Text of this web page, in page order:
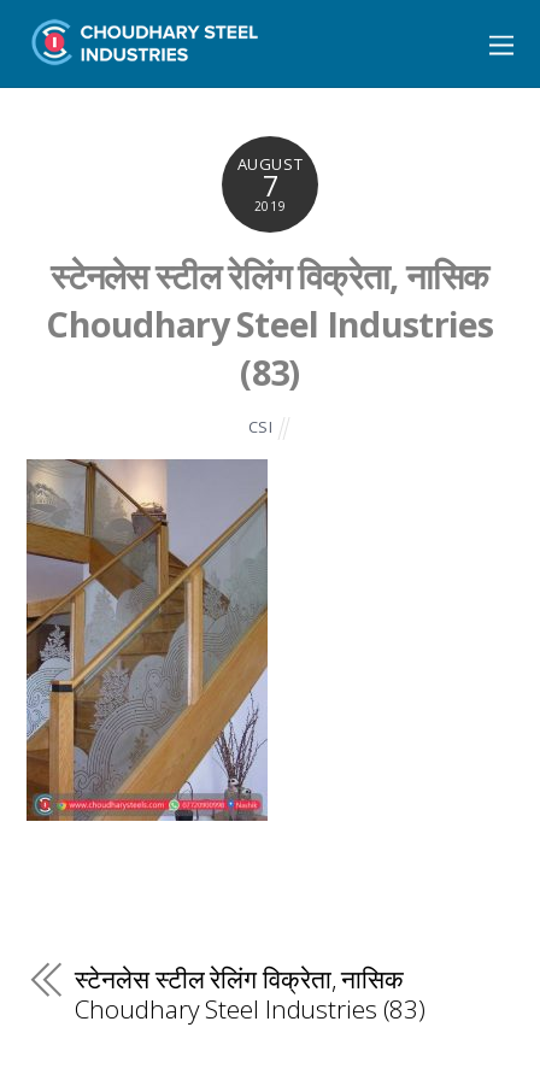
AUGUST
7
2019
स्टेनलेस स्टील रेलिंग विक्रेता, नासिक
Choudhary Steel Industries
(83)
CSI
स्टेनलेस स्टील रेलिंग विक्रेता, नासिक
Choudhary Steel Industries (83)